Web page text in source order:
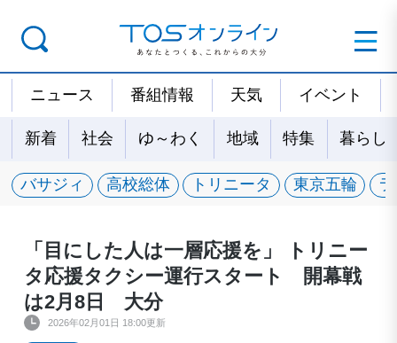
ニュース 番組情報 天気 イベント
新着 社会 ゆ～わく 地域 特集 暮らし
バサジィ 高校総体 トリニータ 東京五輪
「目にした人は一層応援を」 トリニー
タ応援タクシー運行スタート 開幕戦
は2月8日 大分
2026年02月01日 18:00更新